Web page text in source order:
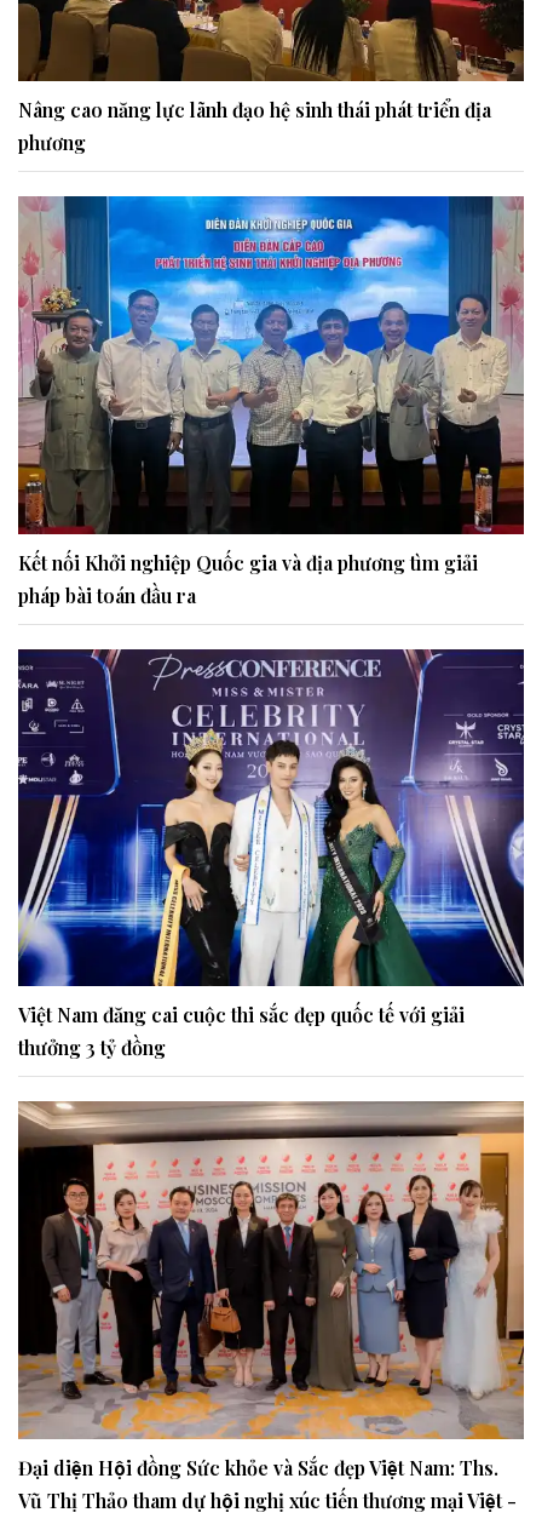
Nâng cao năng lực lãnh đạo hệ sinh thái phát triển địa
phương
Kết nối Khởi nghiệp Quốc gia và địa phương tìm giải
pháp bài toán đầu ra
Việt Nam đăng cai cuộc thi sắc đẹp quốc tế với giải
thưởng 3 tỷ đồng
Đại diện Hội đồng Sức khỏe và Sắc đẹp Việt Nam: Ths.
Vũ Thị Thảo tham dự hội nghị xúc tiến thương mại Việt -